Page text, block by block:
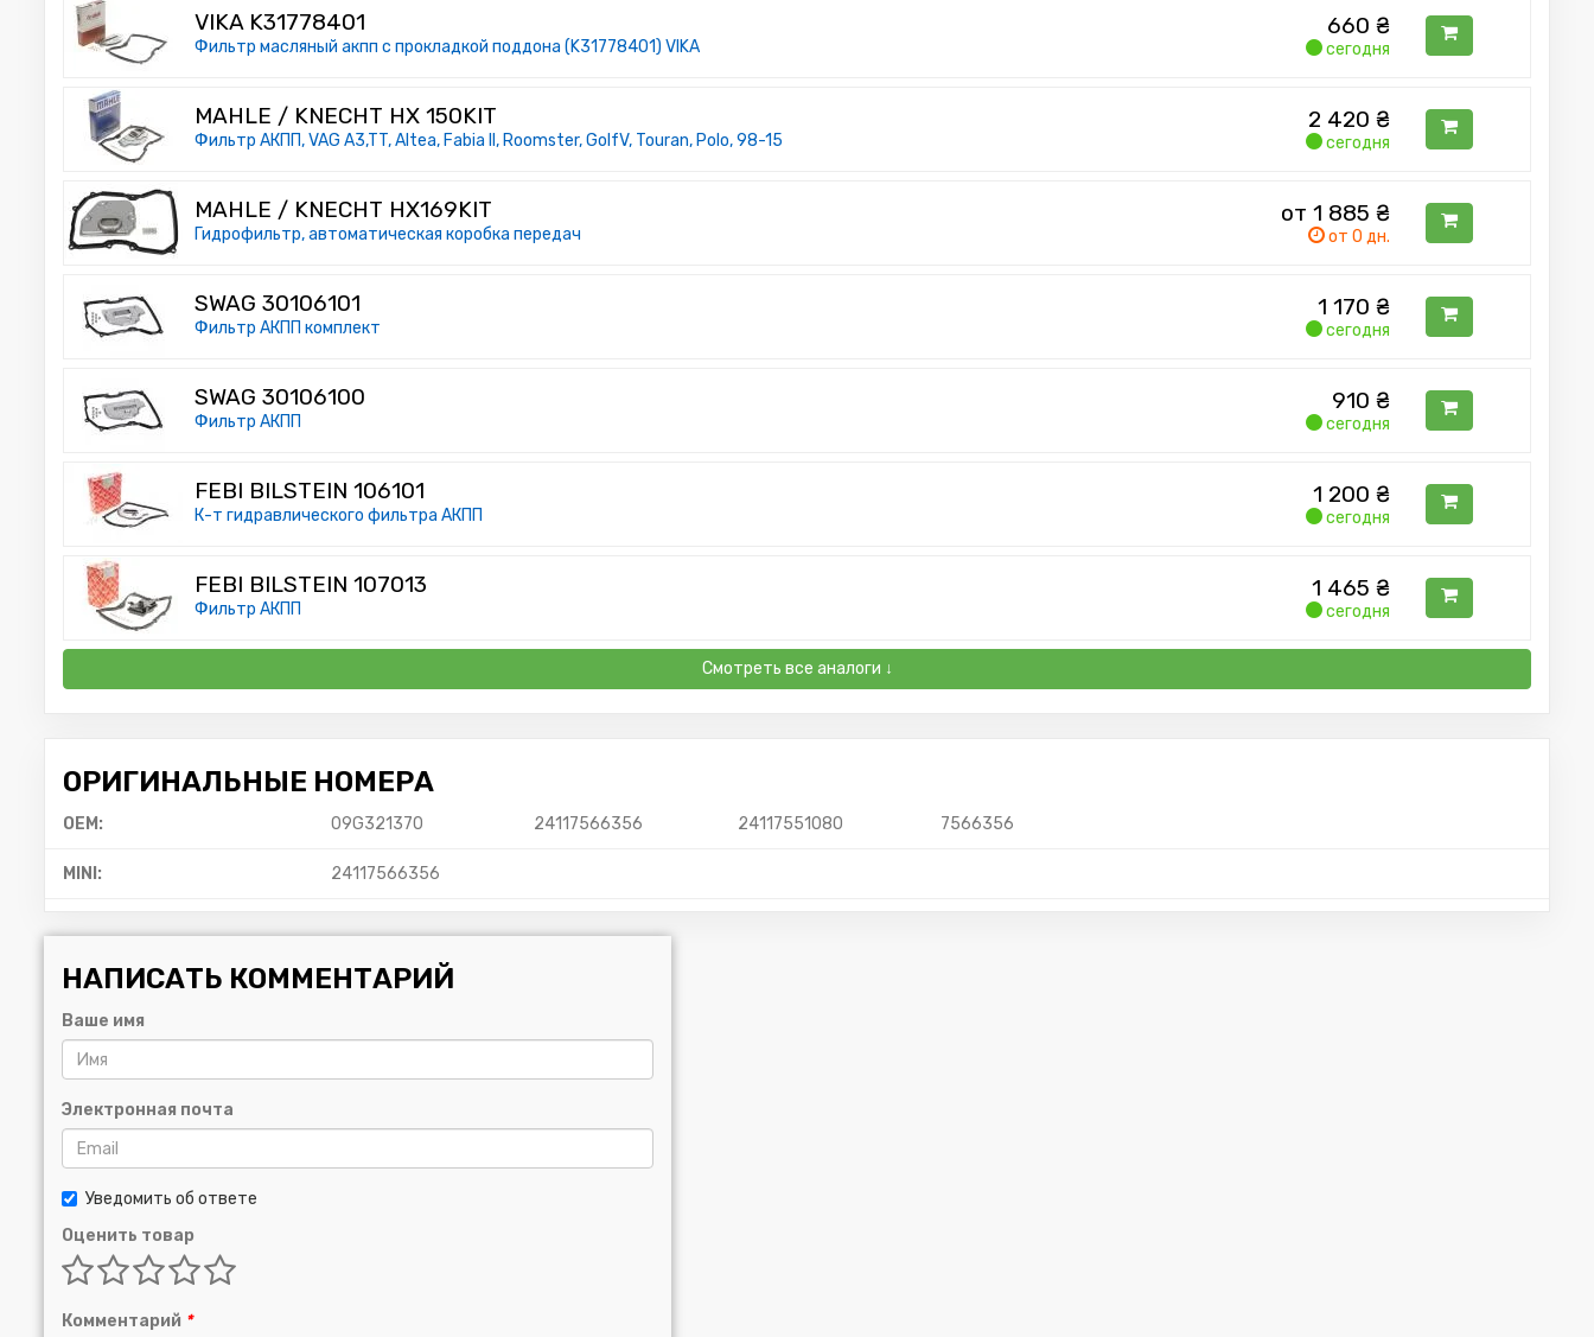
VIKA K31778401
Фильтр масляный акпп с прокладкой поддона (K31778401) VIKA
660 ₴
сегодня
MAHLE / KNECHT HX 150KIT
Фильтр АКПП, VAG A3,TT, Altea, Fabia II, Roomster, GolfV, Touran, Polo, 98-15
2 420 ₴
сегодня
MAHLE / KNECHT HX169KIT
Гидрофильтр, автоматическая коробка передач
от 1 885 ₴
от 0 дн.
SWAG 30106101
Фильтр АКПП комплект
1 170 ₴
сегодня
SWAG 30106100
Фильтр АКПП
910 ₴
сегодня
FEBI BILSTEIN 106101
К-т гидравлического фильтра АКПП
1 200 ₴
сегодня
FEBI BILSTEIN 107013
Фильтр АКПП
1 465 ₴
сегодня
Смотреть все аналоги ↓
ОРИГИНАЛЬНЫЕ НОМЕРА
OEM: 09G321370 24117566356 24117551080 7566356
MINI: 24117566356
НАПИСАТЬ КОММЕНТАРИЙ
Ваше имя
Электронная почта
Уведомить об ответе
Оценить товар
Комментарий *